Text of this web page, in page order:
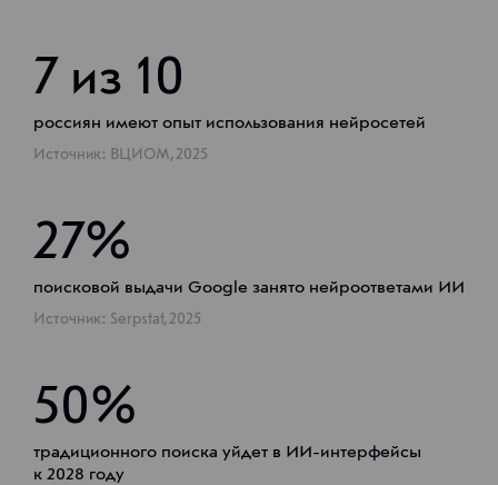
7 из 10
россиян имеют опыт использования нейросетей
Источник: ВЦИОМ, 2025
27%
поисковой выдачи Google занято нейроответами ИИ
Источник: Serpstat, 2025
50%
традиционного поиска уйдет в ИИ-интерфейсы
к 2028 году